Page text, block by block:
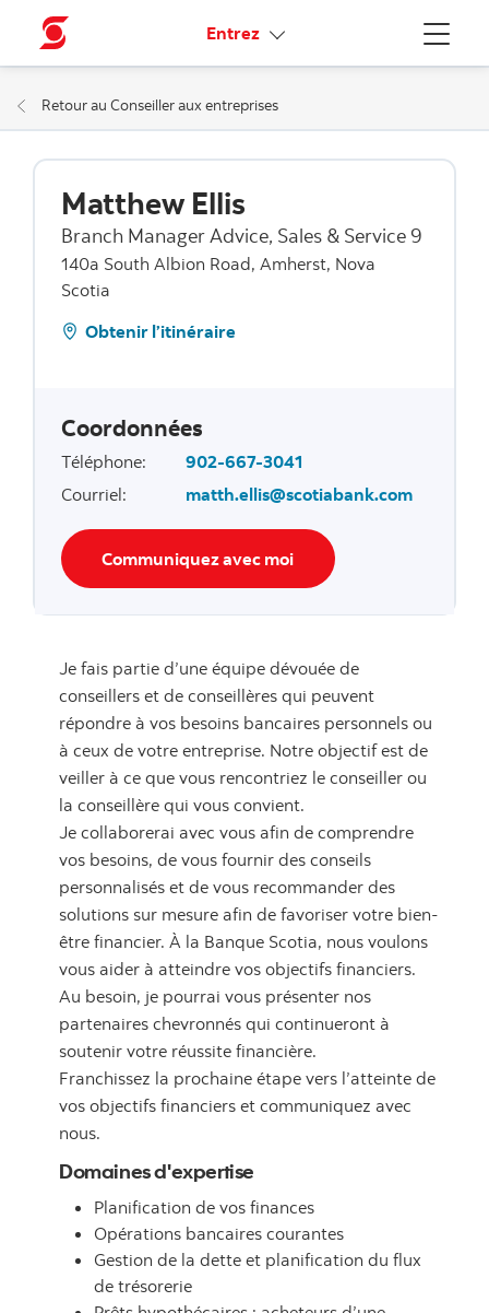
Menu
Entrez Liens connexes
Retour au Conseiller aux entreprises
Matthew Ellis
Branch Manager Advice, Sales & Service 9
140a South Albion Road, Amherst, Nova
Scotia
Obtenir l’itinéraire
Coordonnées
Téléphone:
902-667-3041
Courriel: matth.ellis@scotiabank.com
Communiquez avec moi
Je fais partie d’une équipe dévouée de
conseillers et de conseillères qui peuvent
répondre à vos besoins bancaires personnels ou
à ceux de votre entreprise. Notre objectif est de
veiller à ce que vous rencontriez le conseiller ou
la conseillère qui vous convient.
Je collaborerai avec vous afin de comprendre
vos besoins, de vous fournir des conseils
personnalisés et de vous recommander des
solutions sur mesure afin de favoriser votre bien-
être financier. À la Banque Scotia, nous voulons
vous aider à atteindre vos objectifs financiers.
Au besoin, je pourrai vous présenter nos
partenaires chevronnés qui continueront à
soutenir votre réussite financière.
Franchissez la prochaine étape vers l’atteinte de
vos objectifs financiers et communiquez avec
nous.
Domaines d'expertise
Planification de vos finances
Opérations bancaires courantes
Gestion de la dette et planification du flux
de trésorerie